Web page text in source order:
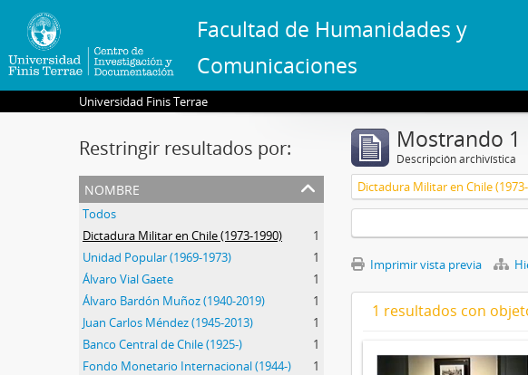
Facultad de Humanidades y
Comunicaciones
Universidad Finis Terrae
Restringir resultados por:
nombre
Todos
Dictadura Militar en Chile (1973-1990)
1
Unidad Popular (1969-1973)
1
Álvaro Vial Gaete
1
Álvaro Bardón Muñoz (1940-2019)
1
Juan Carlos Méndez (1945-2013)
1
Banco Central de Chile (1925-)
1
Fondo Monetario Internacional (1944-)
1
Mostrando 1
Descripción archivística
Dictadura Militar en Chile
Imprimir vista previa
1 resultados con